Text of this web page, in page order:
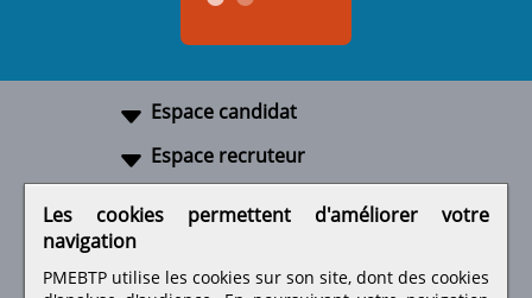
Espace candidat
Espace recruteur
Les cookies permettent d'améliorer votre
navigation
PMEBTP utilise les cookies sur son site, dont des cookies